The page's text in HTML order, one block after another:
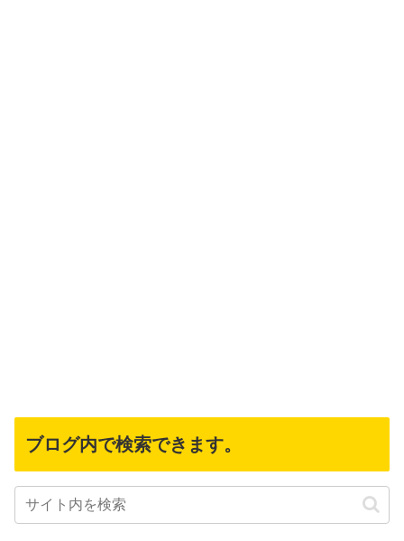
ブログ内で検索できます。